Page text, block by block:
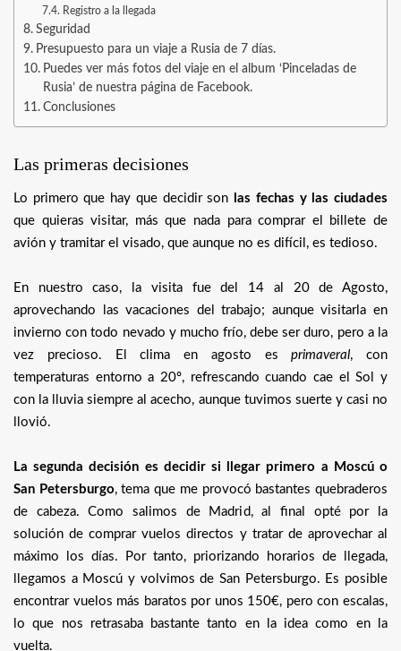
Registro a la llegada
Seguridad
Presupuesto para un viaje a Rusia de 7 días.
Puedes ver más fotos del viaje en el album ‘Pinceladas de
Rusia’ de nuestra página de Facebook.
Conclusiones
Las primeras decisiones
Lo primero que hay que decidir son
las fechas y las ciudades
que quieras visitar, más que nada para comprar el billete de
avión y tramitar el visado, que aunque no es difícil, es tedioso.
En nuestro caso, la visita fue del 14 al 20 de Agosto,
aprovechando las vacaciones del trabajo; aunque visitarla en
invierno con todo nevado y mucho frío, debe ser duro, pero a la
vez precioso. El clima en agosto esprimaveral, con
temperaturas entorno a 20º, refrescando cuando cae el Sol y
con la lluvia siempre al acecho, aunque tuvimos suerte y casi no
llovió.
La segunda decisión es decidir si llegar primero a Moscú o
San Petersburgo, tema que me provocó bastantes quebraderos
de cabeza. Como salimos de Madrid, al final opté por la
solución de comprar vuelos directos y tratar de aprovechar al
máximo los días. Por tanto, priorizando horarios de llegada,
llegamos a Moscú y volvimos de San Petersburgo. Es posible
encontrar vuelos más baratos por unos 150€, pero con escalas,
lo que nos retrasaba bastante tanto en la idea como en la
vuelta.